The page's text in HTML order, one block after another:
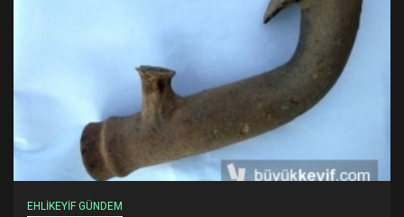
EHLİKEYİF GÜNDEM